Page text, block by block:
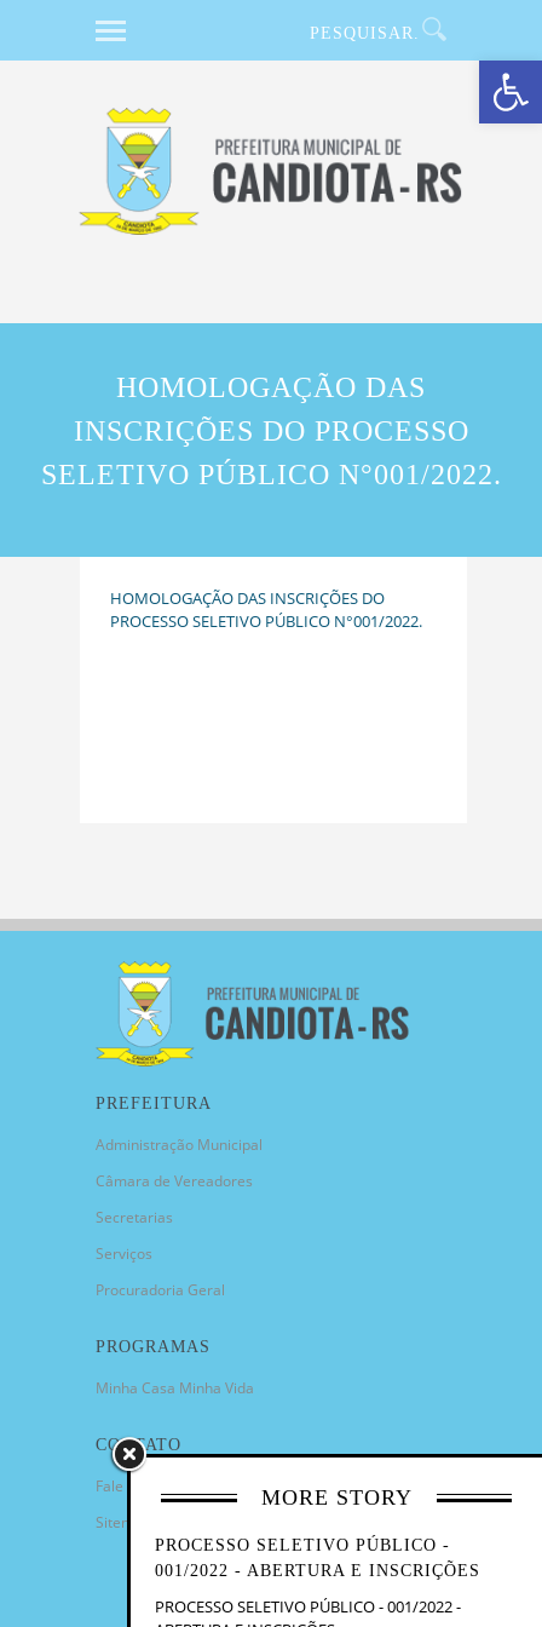
Barra de Ferramentas Aberta
HOMOLOGAÇÃO DAS
INSCRIÇÕES DO PROCESSO
SELETIVO PÚBLICO N°001/2022.
HOMOLOGAÇÃO DAS INSCRIÇÕES DO
PROCESSO SELETIVO PÚBLICO N°001/2022.
MORE STORY
PROCESSO SELETIVO PÚBLICO -
001/2022 - ABERTURA E INSCRIÇÕES
PROCESSO SELETIVO PÚBLICO - 001/2022 -
PREFEITURA
Administração Municipal
Câmara de Vereadores
Secretarias
Serviços
Procuradoria Geral
PROGRAMAS
Minha Casa Minha Vida
CONTATO
Fale Conosco
Sitemap